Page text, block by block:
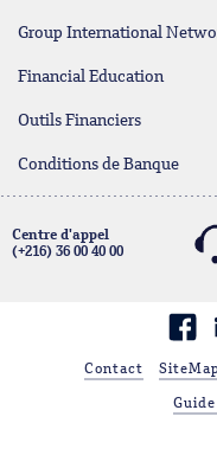
Group International
Financial Education
Outils Financiers
Conditions de Banque
Centre d'appel
(+216) 36 00 40 00
contact@qnb.com.tn
Contact SiteMap